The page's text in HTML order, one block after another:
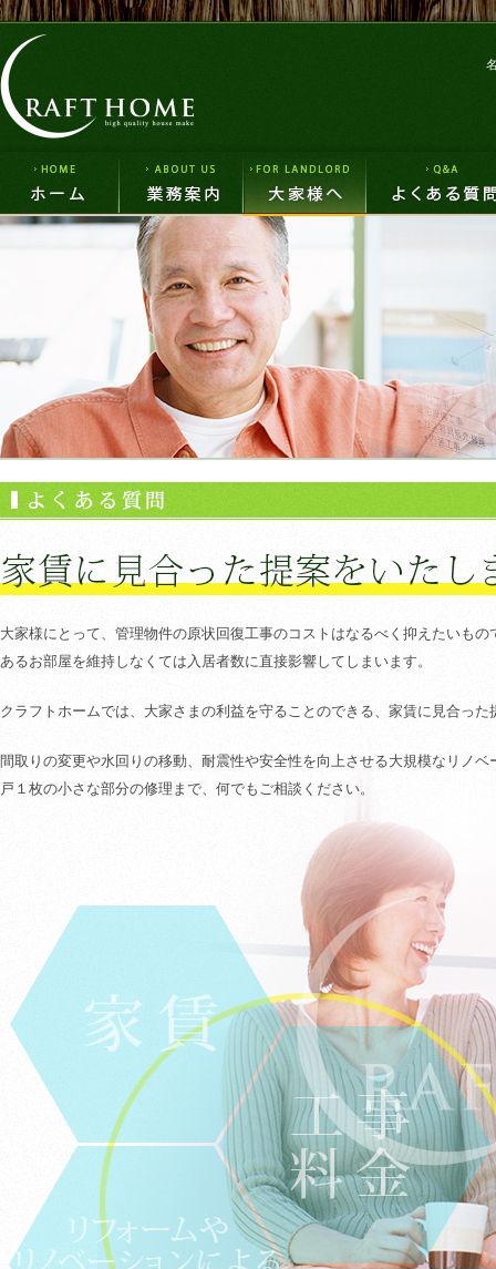
大家様にとって、管理物件の原状回復工事のコストはなるべく抑えたいも
あるお部屋を維持しなくては入居者数に直接影響してしまいます。
クラフトホームでは、大家さまの利益を守ることのできる、家賃に見合っ
間取りの変更や水回りの移動、耐震性や安全性を向上させる大規模なリノ
戸１枚の小さな部分の修理まで、何でもご相談ください。